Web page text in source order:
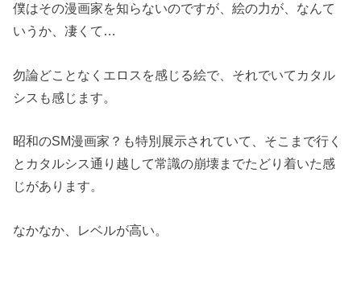
僕はその漫画家を知らないのですが、絵の力が、なんて
いうか、凄くて…
勿論どことなくエロスを感じる絵で、それでいてカタル
シスも感じます。
昭和のSM漫画家？も特別展示されていて、そこまで行く
とカタルシス通り越して常識の崩壊までたどり着いた感
じがあります。
なかなか、レベルが高い。